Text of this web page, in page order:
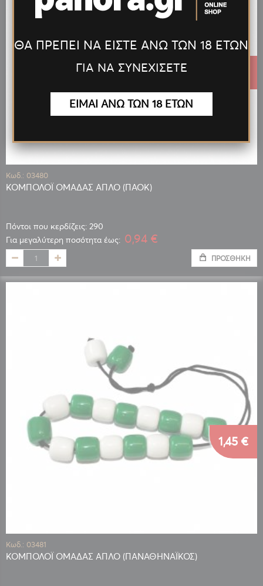
Κωδ.: 03480
ΚΟΜΠΟΛΟΪ ΟΜΑΔΑΣ ΑΠΛΟ (ΠΑΟΚ)
Πόντοι που κερδίζεις: 290
Για μεγαλύτερη ποσότητα έως: 0,94 €
ΠΡΟΣΘΉΚΗ
Κωδ.: 03481
ΚΟΜΠΟΛΟΪ ΟΜΑΔΑΣ ΑΠΛΟ (ΠΑΝΑΘΗΝΑΪΚΟΣ)
1,45 €
ΘΑ ΠΡΕΠΕΙ ΝΑ ΕΙΣΤΕ ΑΝΩ ΤΩΝ 18 ΕΤΩΝ
ΓΙΑ ΝΑ ΣΥΝΕΧΙΣΕΤΕ
ΕΙΜΑΙ ΑΝΩ ΤΩΝ 18 ΕΤΩΝ